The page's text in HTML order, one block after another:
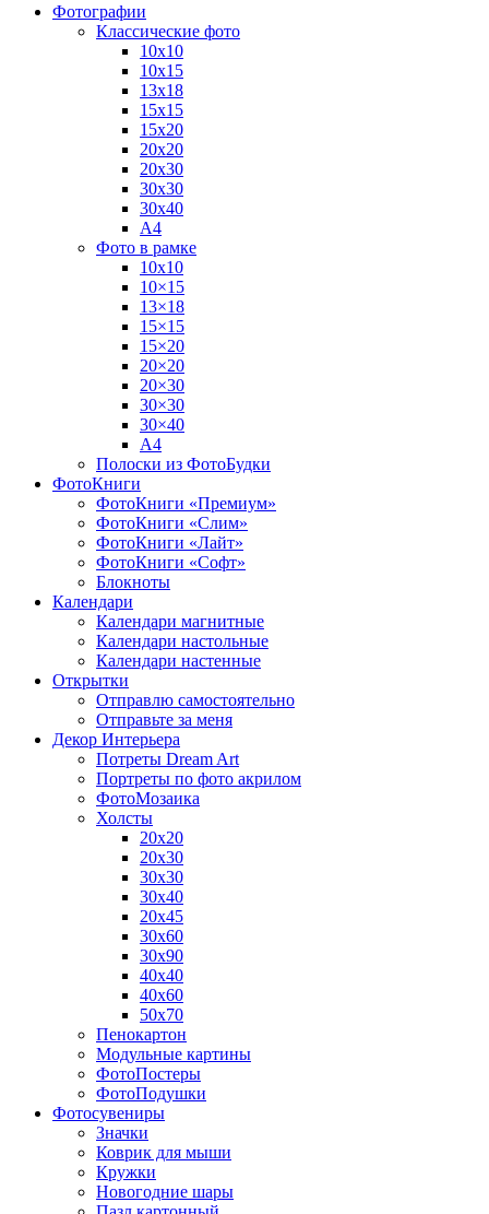
Фотографии
Классические фото
10х10
10х15
13х18
15х15
15х20
20х20
20х30
30х30
30х40
А4
Фото в рамке
10х10
10×15
13×18
15×15
15×20
20×20
20×30
30×30
30×40
A4
Полоски из ФотоБудки
ФотоКниги
ФотоКниги «Премиум»
ФотоКниги «Слим»
ФотоКниги «Лайт»
ФотоКниги «Софт»
Блокноты
Календари
Календари магнитные
Календари настольные
Календари настенные
Открытки
Отправлю самостоятельно
Отправьте за меня
Декор Интерьера
Потреты Dream Art
Портреты по фото акрилом
ФотоМозаика
Холсты
20х20
20х30
30х30
30х40
20х45
30х60
30х90
40х40
40х60
50х70
Пенокартон
Модульные картины
ФотоПостеры
ФотоПодушки
Фотоcувениры
Значки
Коврик для мыши
Кружки
Новогодние шары